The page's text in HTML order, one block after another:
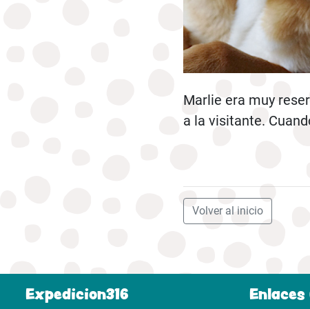
Marlie era muy
a la visitante.
Volver al inicio
Expedicion316